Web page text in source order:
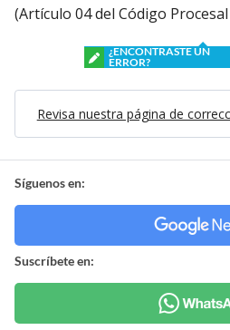
(Artículo 04 del Código
¿ENCONTRASTE UN
ERROR?
Revisa nuestra página de
Síguenos en:
Suscríbete en: